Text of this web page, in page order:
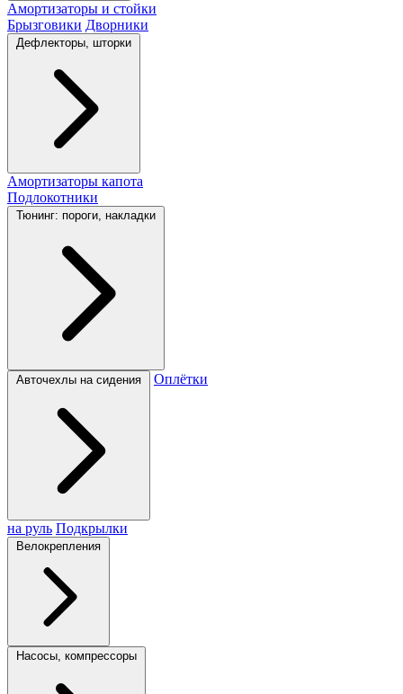
Амортизаторы и стойки
Брызговики Дворники
Дефлекторы, шторки
Амортизаторы капота
Подлокотники
Тюнинг: пороги, накладки
Авточехлы на сидения Оплётки
на руль Подкрылки
Велокрепления
Насосы, компрессоры